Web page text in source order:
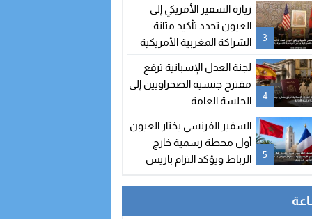
3
زيارة السفير الأمريكي إلى
العيون تجدد تأكيد متانة
الشراكة المغربية الأمريكية
بالأقاليم الجنوبية
4
لجنة العدل الإسبانية ترفع
مقترح جنسية الصحراويين إلى
الجلسة العامة
5
السفير الفرنسي يختار العيون
أول محطة رسمية خارج
الرباط ويؤكد التزام باريس